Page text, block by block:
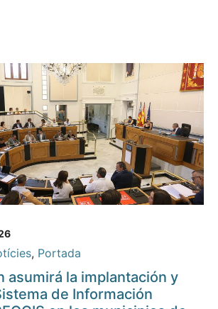
, Portada
asumirá la implantación y
de Información